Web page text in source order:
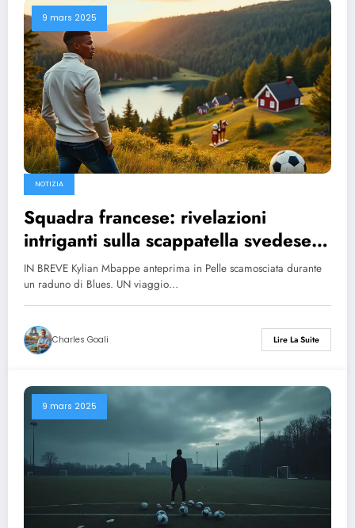
9 mars 2025
NOTIZIA
Squadra francese: rivelazioni
intriganti sulla scappatella svedese
di Mbappé
IN BREVE Kylian Mbappe anteprima in Pelle scamosciata durante
un raduno di Blues. UN viaggio…
Charles Goali Lire La Suite
9 mars 2025